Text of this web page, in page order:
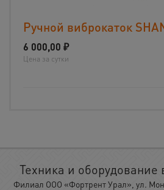
Ручной виброкаток
6 000,00 ₽
Цена за сутки
Техника и оборудование
Филиал ООО «Фортрент Урал», ул.